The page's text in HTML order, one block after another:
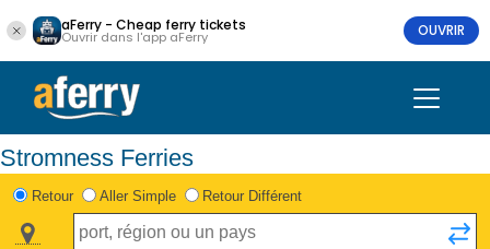
aFerry - Cheap ferry tickets
Ouvrir dans l'app aFerry OUVRIR
Stromness Ferries
Retour Aller Simple Retour Différent